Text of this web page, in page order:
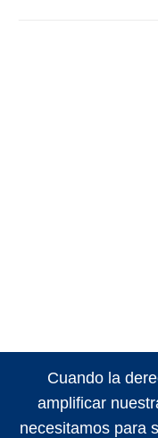
Cuando la
amplificar
necesitamos para